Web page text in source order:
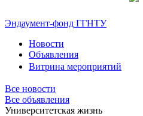
Эндаумент-фонд ГГНТУ
Новости
Объявления
Витрина мероприятий
Все новости
Все объявления
Университетская жизнь